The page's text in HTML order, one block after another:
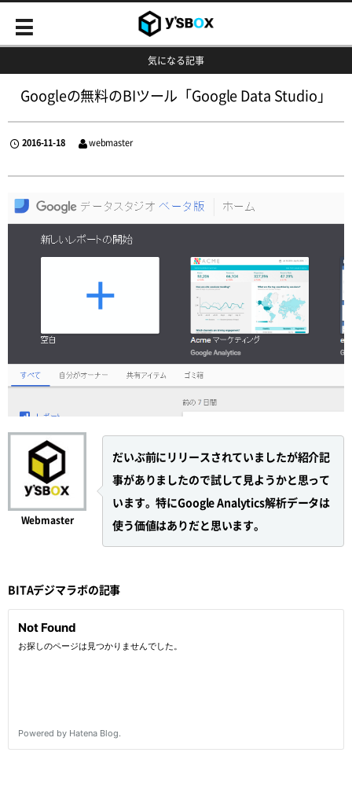
気になる記事
Googleの無料のBIツール「Google Data Studio」
2016-11-18 webmaster
Webmaster
だいぶ前にリリースされていましたが紹介記
事がありましたので試して見ようかと思って
います。特にGoogle Analytics解析データは
使う価値はありだと思います。
BITAデジマラボの記事